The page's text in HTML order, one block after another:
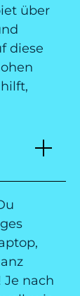
über
diese
Je nach